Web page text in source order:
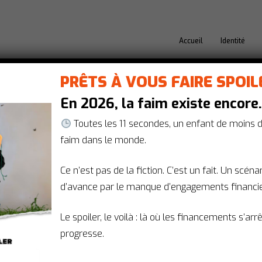
Accueil Identité
fragmenté, les
pour protéger la
fondateur et directeur général, Forum
PRÊTS À VOUS FAIRE
En 2026, la faim existe encore.
Toutes les 11 secondes, un enfant de moins
faim dans le monde.
Ce n’est pas de la fiction. C’est un fait. Un
d’avance par le manque d’engagements
Le spoiler, le voilà : là où les financements
progresse.